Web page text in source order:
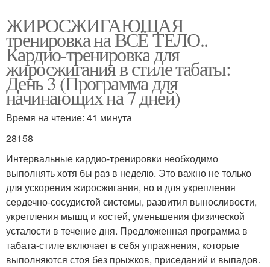
ЖИРОСЖИГАЮЩАЯ
тренировка на ВСЁ ТЕЛО..
Кардио-тренировка для
жиросжигания в стиле табаты:
День 3 (Программа для
начинающих на 7 дней)
Время на чтение: 41 минута
28158
Интервальные кардио-тренировки необходимо
выполнять хотя бы раз в неделю. Это важно не только
для ускорения жиросжигания, но и для укрепления
сердечно-сосудистой системы, развития выносливости,
укрепления мышц и костей, уменьшения физической
усталости в течение дня. Предложенная программа в
табата-стиле включает в себя упражнения, которые
выполняются стоя без прыжков, приседаний и выпадов.